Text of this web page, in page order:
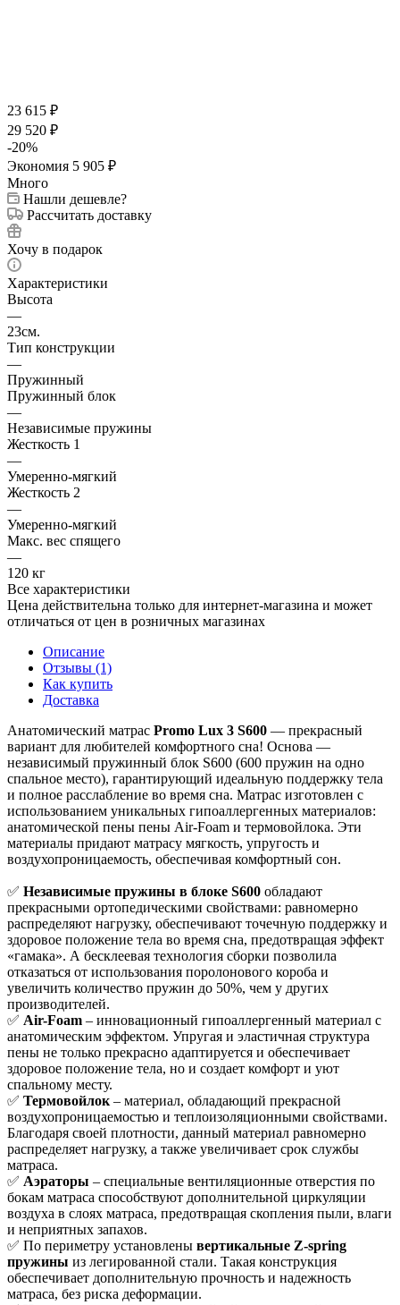
23 615 ₽
29 520 ₽
-20%
Экономия 5 905 ₽
Много
Нашли дешевле?
Рассчитать доставку
Хочу в подарок
Характеристики
Высота
—
23см.
Тип конструкции
—
Пружинный
Пружинный блок
—
Независимые пружины
Жесткость 1
—
Умеренно-мягкий
Жесткость 2
—
Умеренно-мягкий
Макс. вес спящего
—
120 кг
Все характеристики
Цена действительна только для интернет-магазина и может
отличаться от цен в розничных магазинах
Описание
Отзывы (1)
Как купить
Доставка
Анатомический матрас Promo Lux 3 S600 — прекрасный
вариант для любителей комфортного сна! Основа —
независимый пружинный блок S600 (600 пружин на одно
спальное место), гарантирующий идеальную поддержку тела
и полное расслабление во время сна. Матрас изготовлен с
использованием уникальных гипоаллергенных материалов:
анатомической пены пены Air-Foam и термовойлока. Эти
материалы придают матрасу мягкость, упругость и
воздухопроницаемость, обеспечивая комфортный сон.
✅ Независимые пружины в блоке S600 обладают
прекрасными ортопедическими свойствами: равномерно
распределяют нагрузку, обеспечивают точечную поддержку и
здоровое положение тела во время сна, предотвращая эффект
«гамака». А бесклеевая технология сборки позволила
отказаться от использования поролонового короба и
увеличить количество пружин до 50%, чем у других
производителей.
✅ Air-Foam – инновационный гипоаллергенный материал с
анатомическим эффектом. Упругая и эластичная структура
пены не только прекрасно адаптируется и обеспечивает
здоровое положение тела, но и создает комфорт и уют
спальному месту.
✅ Термовойлок – материал, обладающий прекрасной
воздухопроницаемостью и теплоизоляционными свойствами.
Благодаря своей плотности, данный материал равномерно
распределяет нагрузку, а также увеличивает срок службы
матраса.
✅ Аэраторы – специальные вентиляционные отверстия по
бокам матраса способствуют дополнительной циркуляции
воздуха в слоях матраса, предотвращая скопления пыли, влаги
и неприятных запахов.
✅ По периметру установлены вертикальные Z-spring
пружины из легированной стали. Такая конструкция
обеспечивает дополнительную прочность и надежность
матраса, без риска деформации.